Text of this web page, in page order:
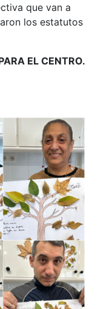
que van a
los estatutos
EL CENTRO.